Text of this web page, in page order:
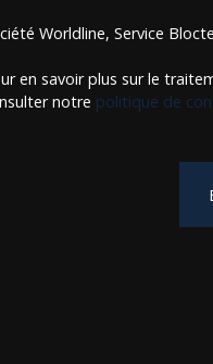
Worldline, Service
en savoir plus sur le
notre politique de